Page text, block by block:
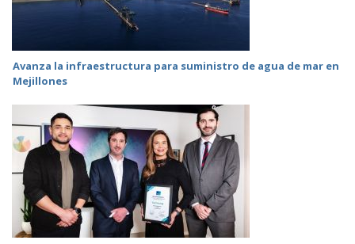
Avanza la infraestructura para suministro de agua de mar en
Mejillones